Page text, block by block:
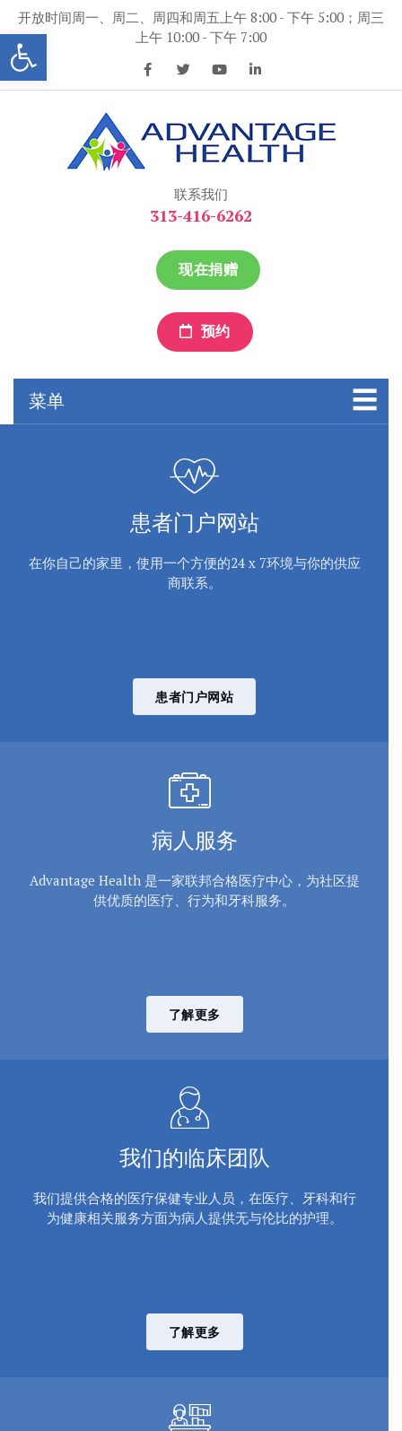
打开工具条
容
开放时间周一、周二、周四和周五上午 8:00 - 下午 5:00；周三
上午 10:00 - 下午 7:00
联系我们
313-416-6262
现在捐赠
预约
菜单
患者门户网站
在你自己的家里，使用一个方便的24 x 7环境与你的供应
商联系。
患者门户网站
病人服务
Advantage Health 是一家联邦合格医疗中心，为社区提
供优质的医疗、行为和牙科服务。
了解更多
我们的临床团队
我们提供合格的医疗保健专业人员，在医疗、牙科和行
为健康相关服务方面为病人提供无与伦比的护理。
了解更多